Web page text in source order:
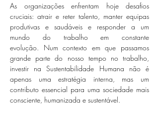
As organizações enfrentam hoje desafios
cruciais: atrair e reter talento, manter equipas
produtivas e saudáveis e responder a um
mundo do trabalho em constante
evolução. Num contexto em que passamos
grande parte do nosso tempo no trabalho,
investir na Sustentabilidade Humana não é
apenas uma estratégia interna, mas um
contributo essencial para uma sociedade mais
consciente, humanizada e sustentável.